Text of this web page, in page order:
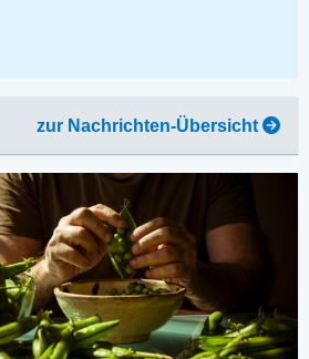
zur Nachrichten-Übersicht